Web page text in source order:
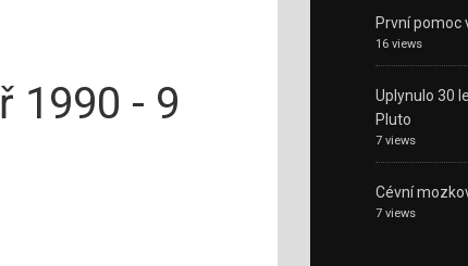
1990 - 9
První pomoc
16 views
Uplynulo 30
Pluto
7 views
Cévní
7 views